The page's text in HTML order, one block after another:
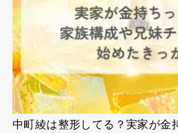
中町綾は整形してる？実家が金